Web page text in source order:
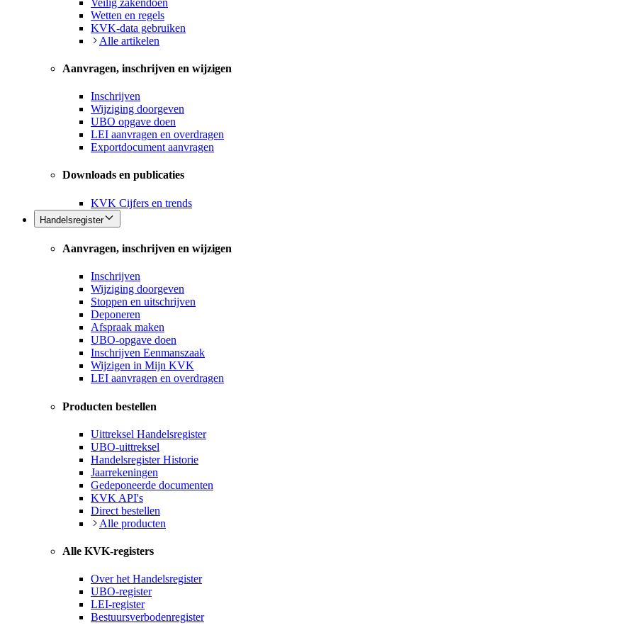
Wetten en regels
KVK-data gebruiken
Alle artikelen
Aanvragen, inschrijven en wijzigen
Inschrijven
Wijziging doorgeven
UBO opgave doen
LEI aanvragen en overdragen
Exportdocument aanvragen
Downloads en publicaties
KVK Cijfers en trends
Handelsregister
Aanvragen, inschrijven en wijzigen
Inschrijven
Wijziging doorgeven
Stoppen en uitschrijven
Deponeren
Afspraak maken
UBO-opgave doen
Inschrijven Eenmanszaak
Wijzigen in Mijn KVK
LEI aanvragen en overdragen
Producten bestellen
Uittreksel Handelsregister
UBO-uittreksel
Handelsregister Historie
Jaarrekeningen
Gedeponeerde documenten
KVK API's
Direct bestellen
Alle producten
Alle KVK-registers
Over het Handelsregister
UBO-register
LEI-register
Bestuursverbodenregister